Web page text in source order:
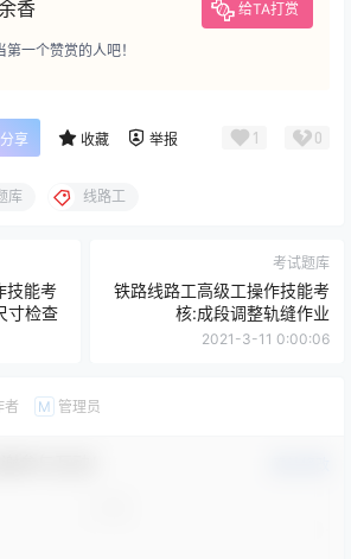
香 给TA打赏
一个赞赏的人吧！
分享 收藏 举报 1 0
库 线路工
技能考
寸检查
考试题库
铁路线路工高级工操作技能考
核:成段调整轨缝作业
2021-3-11 0:00:06
者 M 管理员